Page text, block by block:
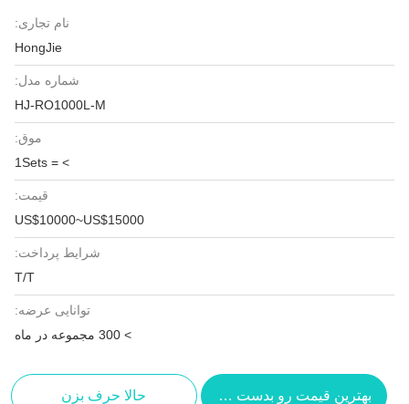
نام تجاری:
HongJie
شماره مدل:
HJ-RO1000L-M
موق:
> = 1Sets
قیمت:
US$10000~US$15000
شرایط پرداخت:
T/T
توانایی عرضه:
> 300 مجموعه در ماه
بهترین قیمت رو بدست بیار حالا حرف بزن